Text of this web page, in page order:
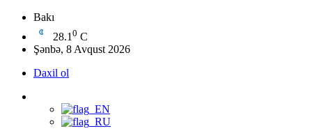
Bakı
28.1 0 C
Şənbə, 8 Avqust 2026
Daxil ol